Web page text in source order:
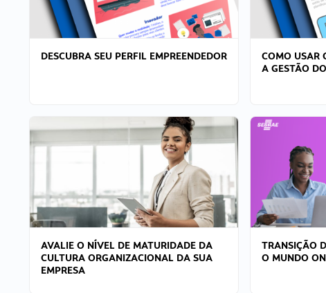
DESCUBRA SEU PERFIL EMPREENDEDOR
COMO USAR
A GESTÃO
AVALIE O NÍVEL DE MATURIDADE DA
CULTURA ORGANIZACIONAL DA SUA
EMPRESA
TRANSIÇÃO
O MUNDO